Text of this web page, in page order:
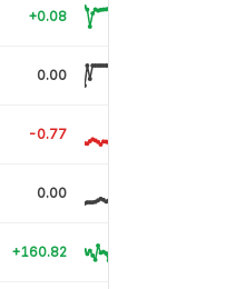
+0.08
0.00
-0.77
0.00
+160.82